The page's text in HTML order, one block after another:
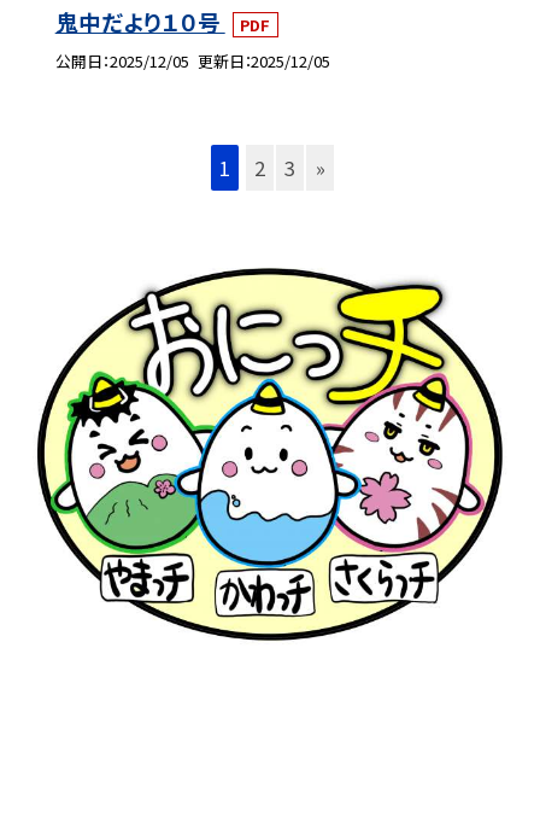
鬼中だより１０号
PDF
公開日 2025/12/05 更新日 2025/12/05
1 2 3 »